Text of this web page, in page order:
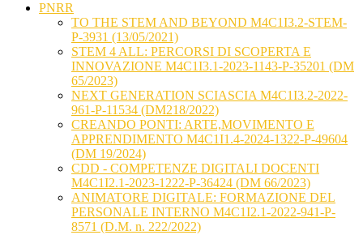
PNRR
TO THE STEM AND BEYOND M4C1I3.2-STEM-
P-3931 (13/05/2021)
STEM 4 ALL: PERCORSI DI SCOPERTA E
INNOVAZIONE M4C1I3.1-2023-1143-P-35201 (DM
65/2023)
NEXT GENERATION SCIASCIA M4C1I3.2-2022-
961-P-11534 (DM218/2022)
CREANDO PONTI: ARTE,MOVIMENTO E
APPRENDIMENTO M4C1I1.4-2024-1322-P-49604
(DM 19/2024)
CDD - COMPETENZE DIGITALI DOCENTI
M4C1I2.1-2023-1222-P-36424 (DM 66/2023)
ANIMATORE DIGITALE: FORMAZIONE DEL
PERSONALE INTERNO M4C1I2.1-2022-941-P-
8571 (D.M. n. 222/2022)